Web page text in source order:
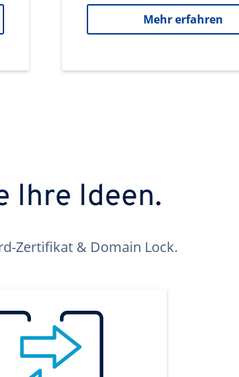
Mehr erfahren
Ihre Ideen.
Zertifikat & Domain Lock.